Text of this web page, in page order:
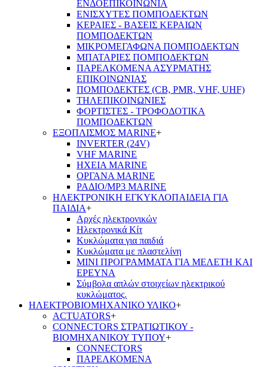
ΕΝΔΟΕΠΙΚΟΙΝΩΝΙΑ
ΕΝΙΣΧΥΤΕΣ ΠΟΜΠΟΔΕΚΤΩΝ
ΚΕΡΑΙΕΣ - ΒΑΣΕΙΣ ΚΕΡΑΙΩΝ
ΠΟΜΠΟΔΕΚΤΩΝ
ΜΙΚΡΟΜΕΓΑΦΩΝΑ ΠΟΜΠΟΔΕΚΤΩΝ
ΜΠΑΤΑΡΙΕΣ ΠΟΜΠΟΔΕΚΤΩΝ
ΠΑΡΕΛΚΟΜΕΝΑ ΑΣΥΡΜΑΤΗΣ
ΕΠΙΚΟΙΝΩΝΙΑΣ
ΠΟΜΠΟΔΕΚΤΕΣ (CB, PMR, VHF, UHF)
ΤΗΛΕΠΙΚΟΙΝΩΝΙΕΣ
ΦΟΡΤΙΣΤΕΣ - ΤΡΟΦΟΔΟΤΙΚΑ
ΠΟΜΠΟΔΕΚΤΩΝ
ΕΞΟΠΛΙΣΜΟΣ MARINE+
INVERTER (24V)
VHF MARINE
ΗΧΕΙΑ MARINE
ΟΡΓΑΝΑ MARINE
ΡΑΔΙΟ/MP3 MARINE
ΗΛΕΚΤΡΟΝΙΚΗ ΕΓΚΥΚΛΟΠΑΙΔΕΙΑ ΓΙΑ
ΠΑΙΔΙΑ+
Αρχές ηλεκτρονικών
Ηλεκτρονικά Κίτ
Κυκλώματα για παιδιά
Κυκλώματα με πλαστελίνη
ΜΙΝΙ ΠΡΟΓΡΑΜΜΑΤΑ ΓΙΑ ΜΕΛΕΤΗ ΚΑΙ
ΕΡΕΥΝΑ
Σύμβολα απλών στοιχείων ηλεκτρικού
κυκλώματος.
ΗΛΕΚΤΡΟΒΙΟΜΗΧΑΝΙΚΟ ΥΛΙΚΟ+
ACTUATORS+
CONNECTORS ΣΤΡΑΤΙΩΤΙΚΟΥ -
ΒΙΟΜΗΧΑΝΙΚΟΥ ΤΥΠΟΥ+
CONNECTORS
ΠΑΡΕΛΚΟΜΕΝΑ